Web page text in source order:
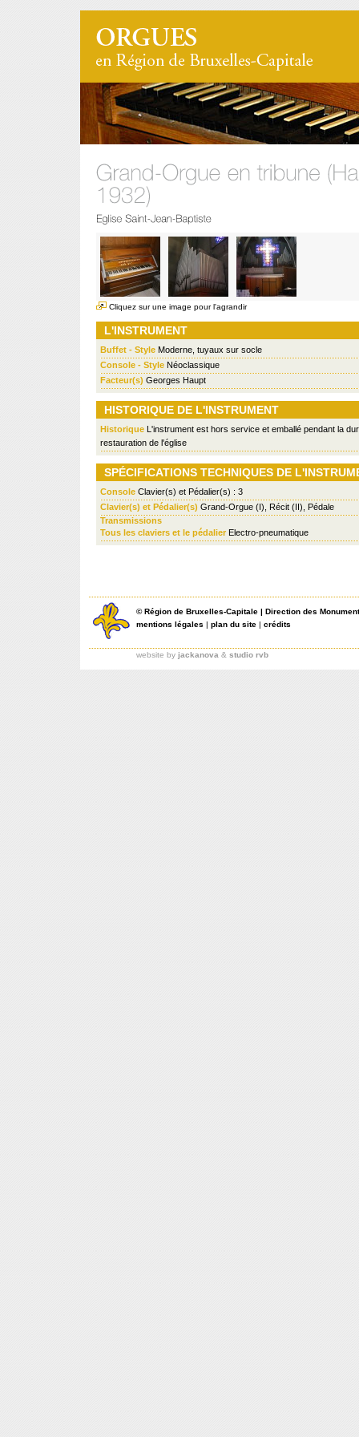
Cliquez sur une image pour l'agrandir
L'INSTRUMENT
Buffet - Style Moderne, tuyaux sur socle
Console - Style Néoclassique
Facteur(s) Georges Haupt
HISTORIQUE DE L'INSTRUMENT
Historique L'instrument est hors service et emballé pendant la
restauration de l'église
SPÉCIFICATIONS TECHNIQUES DE
Console Clavier(s) et Pédalier(s) : 3
Clavier(s) et Pédalier(s) Grand-Orgue (I), Récit (II), Pédale
Transmissions
Tous les claviers et le pédalier Electro-pneumatique
©Région de Bruxelles-Capitale | Direction des
mentions légales | plan du site | crédits
website by jackanova & studio rvb